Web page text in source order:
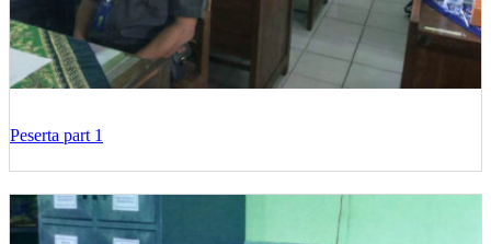
Peserta part 1